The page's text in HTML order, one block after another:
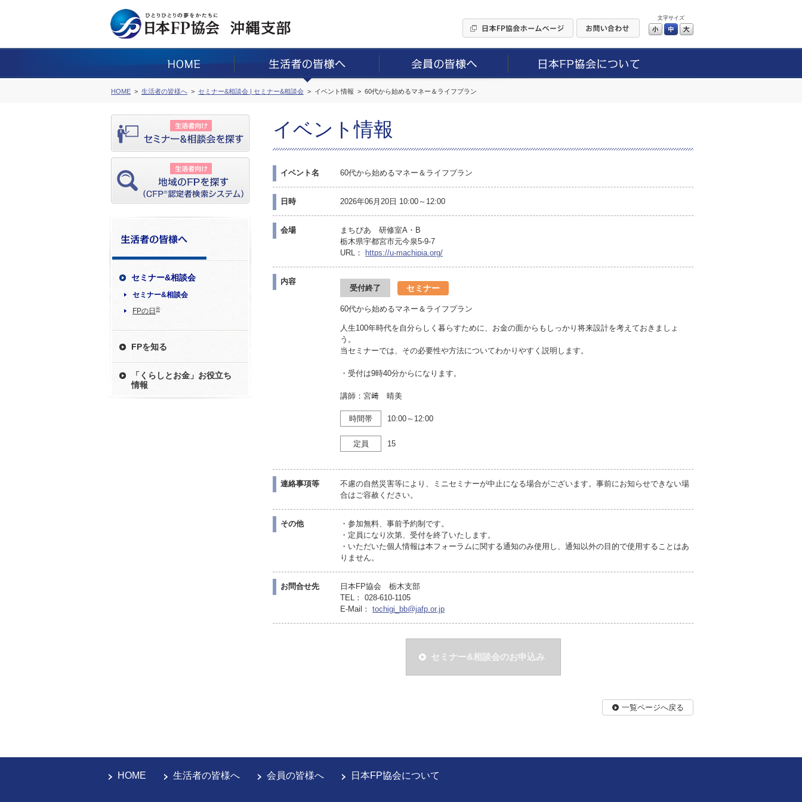
文字サイズ
小 中
HOME 生活者の皆様へ セミナー&相談会 | セミナー&相談会 イベント情報 60代から始めるマネー＆ライフプラン
セミナー&相談会
セミナー&相談会
FPの日 ®
FPを知る
「くらしとお金」お役立ち
情報
イベント情報
イベント名 60代から始めるマネー＆ライフプラン
日時 2026年06月20日 10:00～12:00
会場
まちぴあ 研修室A・B
栃木県宇都宮市元今泉5-9-7
URL：
https://u-machipia.org/
内容
受付終了 セミナー
60代から始めるマネー＆ライフプラン
人生100年時代を自分らしく暮らすために、お金の面からもしっかり将来設計を考えておきましょ
う。
当セミナーでは、その必要性や方法についてわかりやすく説明します。
・受付は9時40分からになります。
講師：宮﨑 晴美
時間帯 10:00～12:00
定員 15
連絡事項等
不慮の自然災害等により、ミニセミナーが中止になる場合がございます。事前にお知らせできない場
合はご容赦ください。
その他
・参加無料、事前予約制です。
・定員になり次第、受付を終了いたします。
・いただいた個人情報は本フォーラムに関する通知のみ使用し、通知以外の目的で使用することはあ
りません。
お問合せ先
日本FP協会 栃木支部
TEL： 028-610-1105
E-Mail： tochigi_bb@jafp.or.jp
セミナー&相談会のお申込み
一覧ページへ戻る
HOME 生活者の皆様へ 会員の皆様へ 日本FP協会について